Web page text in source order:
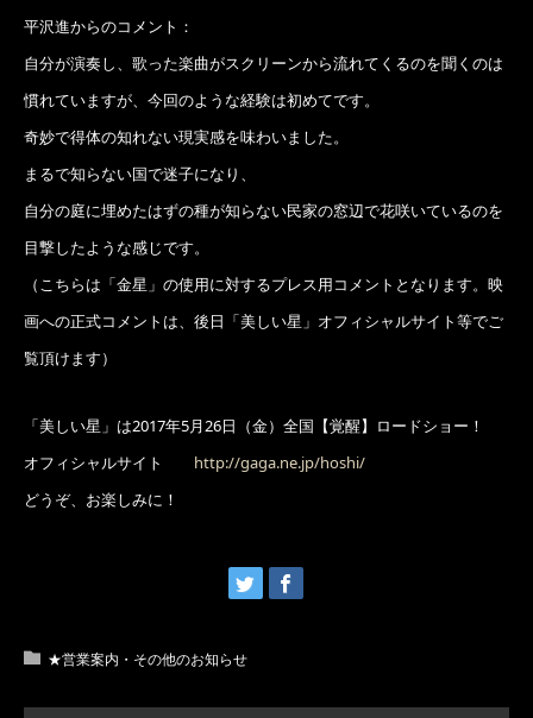
平沢進からのコメント：
自分が演奏し、歌った楽曲がスクリーンから流れてくるのを聞くのは
慣れていますが、今回のような経験は初めてです。
奇妙で得体の知れない現実感を味わいました。
まるで知らない国で迷子になり、
自分の庭に埋めたはずの種が知らない民家の窓辺で花咲いているのを
目撃したような感じです。
（こちらは「金星」の使用に対するプレス用コメントとなります。映
画への正式コメントは、後日「美しい星」オフィシャルサイト等でご
覧頂けます）
「美しい星」は2017年5月26日（金）全国【覚醒】ロードショー！
オフィシャルサイト http://gaga.ne.jp/hoshi/
どうぞ、お楽しみに！
★営業案内・その他のお知らせ